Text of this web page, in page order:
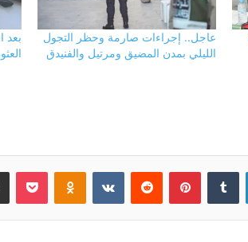
عاجل.. إجراءات صارمة وحظر التجول
الليلي بمدن المضيق ومرتيل والفنيدق
بعد
لينكدإن بينتيريست